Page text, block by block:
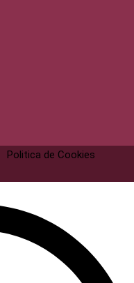
Politica de Cookies